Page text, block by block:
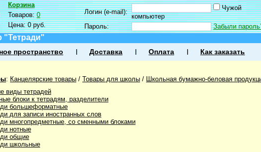
Корзина
Товаров:0
Цена:0 руб.
Логин (e-mail):
Чужой
компьютер
Пароль:
Забыли
"Тетради"
пространство Доставка Оплата Как заказать
: Канцелярские товары / Товары для школы / Школьная бумажно-беловая
виды тетрадей
блоки к тетрадям, разделители
большеформатные
для записи иностранных слов
многопредметные, со сменными блоками
нотные
общие
школьные